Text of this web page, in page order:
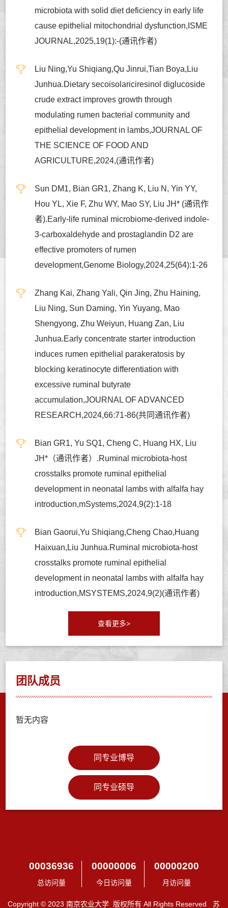
microbiota with solid diet deficiency in early life
cause epithelial mitochondrial dysfunction,ISME
JOURNAL,2025,19(1):-(通讯作者)
Liu Ning,Yu Shiqiang,Qu Jinrui,Tian Boya,Liu
Junhua.Dietary secoisolariciresinol diglucoside
crude extract improves growth through
modulating rumen bacterial community and
epithelial development in lambs,JOURNAL OF
THE SCIENCE OF FOOD AND
AGRICULTURE,2024,(通讯作者)
Sun DM1, Bian GR1, Zhang K, Liu N, Yin YY,
Hou YL, Xie F, Zhu WY, Mao SY, Liu JH* (通讯作
者).Early-life ruminal microbiome-derived indole-
3-carboxaldehyde and prostaglandin D2 are
effective promoters of rumen
development,Genome Biology,2024,25(64):1-26
Zhang Kai, Zhang Yali, Qin Jing, Zhu Haining,
Liu Ning, Sun Daming, Yin Yuyang, Mao
Shengyong, Zhu Weiyun, Huang Zan, Liu
Junhua.Early concentrate starter introduction
induces rumen epithelial parakeratosis by
blocking keratinocyte differentiation with
excessive ruminal butyrate
accumulation,JOURNAL OF ADVANCED
RESEARCH,2024,66:71-86(共同通讯作者)
Bian GR1, Yu SQ1, Cheng C, Huang HX, Liu
JH*（通讯作者）.Ruminal microbiota-host
crosstalks promote ruminal epithelial
development in neonatal lambs with alfalfa hay
introduction,mSystems,2024,9(2):1-18
Bian Gaorui,Yu Shiqiang,Cheng Chao,Huang
Haixuan,Liu Junhua.Ruminal microbiota-host
crosstalks promote ruminal epithelial
development in neonatal lambs with alfalfa hay
introduction,MSYSTEMS,2024,9(2)(通讯作者)
查看更多>
团队成员
暂无内容
同专业博导
同专业硕导
00036936
总访问量
00000006
今日访问量
00000200
月访问量
Copyright © 2023 南京农业大学 版权所有 All Rights Reserved 苏